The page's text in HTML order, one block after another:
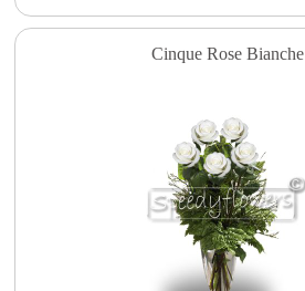
Cinque Rose Bianche